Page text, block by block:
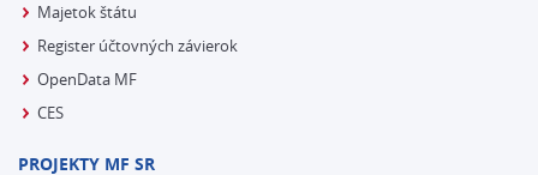
Majetok štátu
Register účtovných závierok
OpenData MF
CES
PROJEKTY MF SR